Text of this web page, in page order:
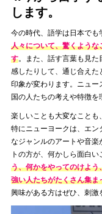
します。
今の時代、語学は日本でも
人々について、驚くよう
す。また、話す言葉も見
感したりして、通じ合え
印象が変わります。ニュ
国の人たちの考えや特徴を
楽しいことも大変なことも
特にニューヨークは、エン
なジャンルのアートや音
トの方が、何かしら面白い
う、何かをやってのけよ
強い人たちがたくさん集ま
興味がある方はぜひ、刺激